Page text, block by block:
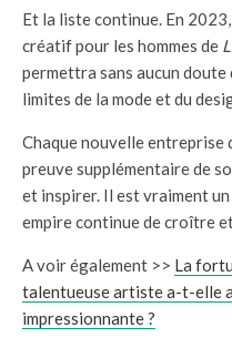
Et la liste continue. En
créatif pour les hommes de
permettra sans aucun
limites de la mode et du
Chaque nouvelle entreprise
preuve supplémentaire de
et inspirer. Il est vraiment
empire continue de croître
A voir également >> La
talentueuse artiste a-t-elle
impressionnante ?